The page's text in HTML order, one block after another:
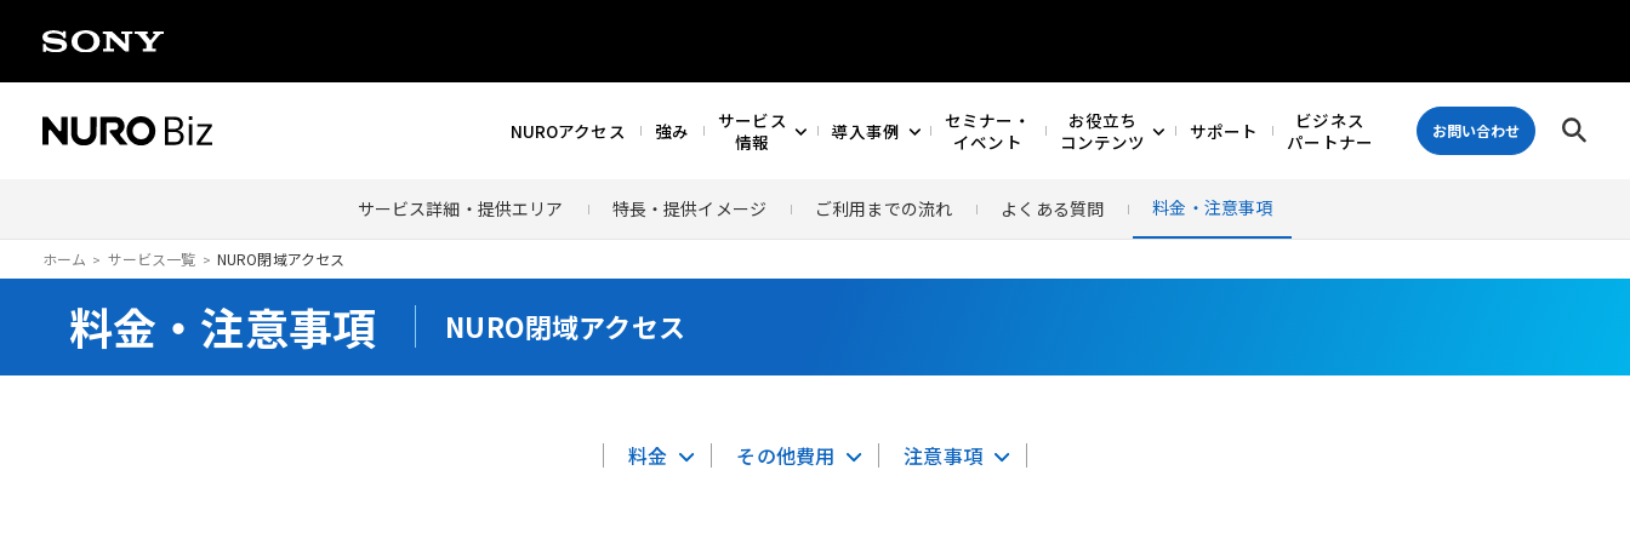
NUROアクセス 強み
サービス
情報
導入事例
セミナー・
イベント
お役立ち
コンテンツ
サポート
ビジネス
パートナー
お問い合わせ
サービス詳細・提供エリア 特長・提供イメージ ご利用までの流れ よくある質問 料金・注意事項
ホーム サービス一覧 NURO閉域アクセス
料金・注意事項 NURO閉域アクセス
料金 その他費用 注意事項